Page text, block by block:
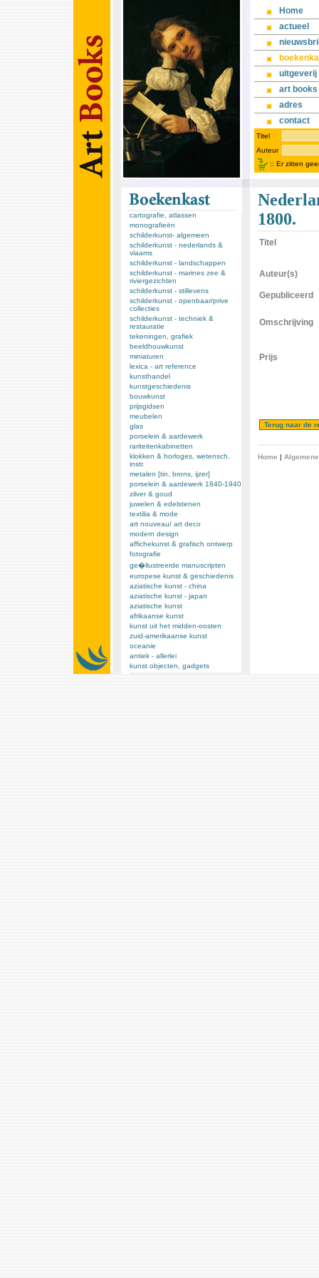
Home
actueel
uitgeverij
art books
adres
contact
Titel
Auteur
:: Er zitten
cartografie, atlassen
monografieën
schilderkunst- algemeen
schilderkunst - nederlands &
vlaams
schilderkunst - landschappen
schilderkunst - marines zee &
riviergezichten
schilderkunst - stillevens
schilderkunst - openbaar/prive
collecties
schilderkunst - techniek &
restauratie
tekeningen, grafiek
beeldhouwkunst
miniaturen
lexica - art reference
kunsthandel
kunstgeschiedenis
bouwkunst
prijsgidsen
meubelen
glas
porselein & aardewerk
rariteitenkabinetten
klokken & horloges, wetensch.
instr.
metalen [tin, brons, ijzer]
porselein & aardewerk 1840-1940
zilver & goud
juwelen & edelstenen
textilia & mode
art nouveau/ art deco
modern design
affichekunst & grafisch ontwerp
fotografie
ge�llustreerde manuscripten
europese kunst & geschiedenis
aziatische kunst - china
aziatische kunst - japan
aziatische kunst
afrikaanse kunst
kunst uit het midden-oosten
zuid-amerikaanse kunst
oceanie
antiek - allerlei
kunst objecten, gadgets
1800.
Titel
Auteur(s)
Gepubliceerd
Omschrijving
Prijs
Home |